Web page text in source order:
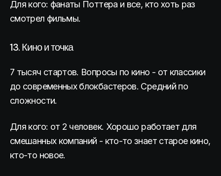
Для кого: фанаты Поттера и все, кто хоть раз
смотрел фильмы.
13. Кино и точка
7 тысяч стартов. Вопросы по кино - от классики
до современных блокбастеров. Средний по
сложности.
Для кого: от 2 человек. Хорошо работает для
смешанных компаний - кто-то знает старое кино,
кто-то новое.